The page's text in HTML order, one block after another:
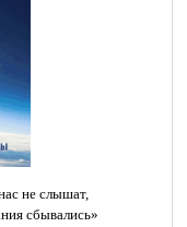
не слышат,
сбывались»